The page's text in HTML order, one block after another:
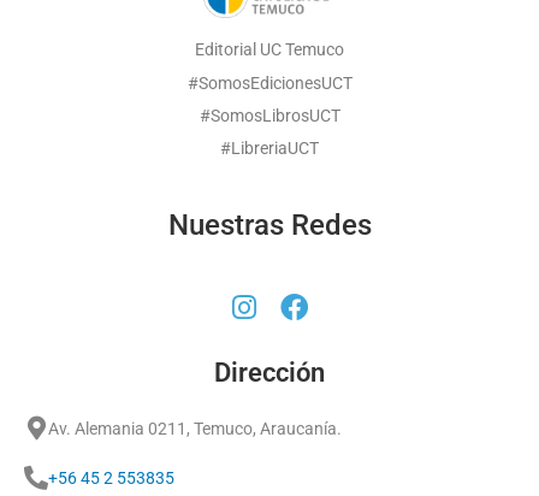
Editorial UC Temuco
#SomosEdicionesUCT
#SomosLibrosUCT
#LibreriaUCT
Nuestras Redes
Dirección
Av. Alemania 0211, Temuco, Araucanía.
+56 45 2 553835